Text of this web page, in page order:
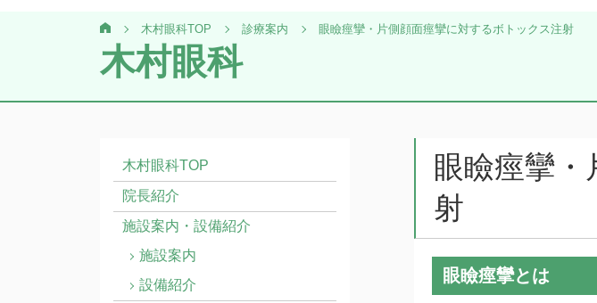
木村眼科TOP 診療案内 眼瞼痙攣・片側顔面痙攣に対するボトックス注射
木村眼科
眼瞼痙攣
射
眼瞼痙攣とは
木村眼科TOP
院長紹介
施設案内・設備紹介
施設案内
設備紹介